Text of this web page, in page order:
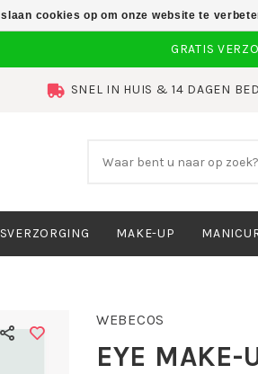
SNEL IN HUIS & 14 DAGEN
MAKE-UP
WEBECOS
EYE MAKE-
slaan cookies op om onze website te